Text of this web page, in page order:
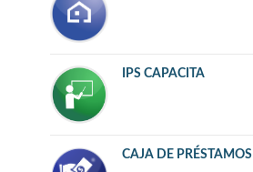
IPS CAPACITA
CAJA DE PRÉSTAMOS